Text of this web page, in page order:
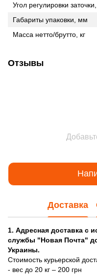
Угол регулировки
Габариты упаковки, мм
Масса нетто/брутто, кг
Отзывы
Доставка
1. Адресная доставка с
службы "Новая Почта"
Украины.
Стоимость курьерской
- вес до 20 кг – 200 грн